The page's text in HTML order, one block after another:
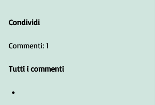
Condividi
Commenti: 1
Tutti i commenti﻿